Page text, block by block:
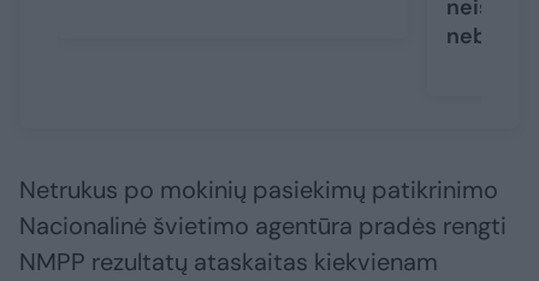
nebuvo
Netrukus po mokinių pasiekimų patikrinimo
Nacionalinė švietimo agentūra pradės rengti
NMPP rezultatų ataskaitas kiekvienam